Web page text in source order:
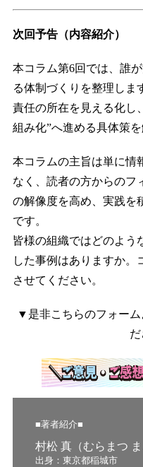
次回予告（内容紹介）
本コラム第6回では、誰
る体制づくりを整理しま
責任の所在を見える化し
組み化”へ進める具体策を
本コラムの主旨は単に情
なく、読者の方からのフ
の解像度を高め、実践を
です。
皆様の組織ではどのよう
した事例はありますか。
させてください。
▼是非こちらのフォーム
■著者紹介■
村松 真（むらまつ ま
出身：東京都稲城市